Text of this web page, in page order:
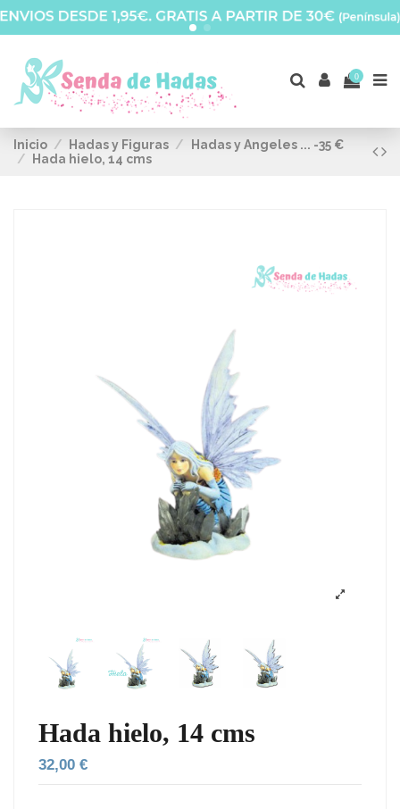
0
Inicio Hadas y Figuras
Hadas y Angeles ... -35 €
Hada hielo, 14 cms
Hada hielo, 14 cms
32,00 €